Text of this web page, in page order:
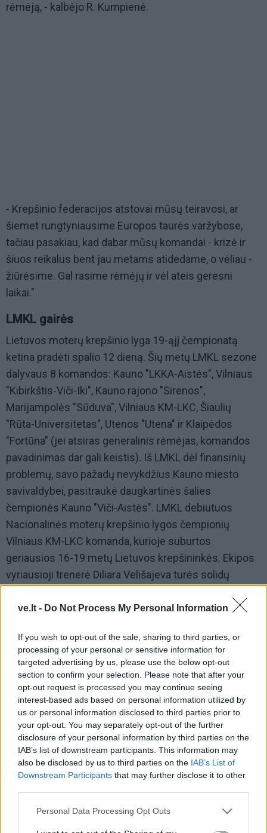
ve.lt - Do Not Process My Personal Information
If you wish to opt-out of the sale, sharing to third parties, or
processing of your personal or sensitive information for
targeted advertising by us, please use the below opt-out
section to confirm your selection. Please note that after your
opt-out request is processed you may continue seeing
interest-based ads based on personal information utilized by
us or personal information disclosed to third parties prior to
your opt-out. You may separately opt-out of the further
disclosure of your personal information by third parties on the
IAB’s list of downstream participants. This information may
also be disclosed by us to third parties on the IAB’s List of
Downstream Participants that may further disclose it to other
Personal Data Processing Opt Outs
rėmėją, - kalbėjo R. Kumpienė.
- Krepšinio federacijos atstovai mūsų teiravosi, ar
šiemet rungtyniausime Europos taurės varžybose,
tačiau pasakiau, kad dabar mūsų komandai - krizė ir
šiuos reikalus bent jau metams atidedame, o vėliau -
žiūrėsime. Gal rasime rėmėjų ir vėl ateis geresni
laikai."
LMKL gairės
Lietuvos moterų krepšinio lyga 19-ąjį čempionatą
ketina pradėti spalio 12 dieną. Šių metų LMKL sezone
dalyvaus 8 komandos: Kauno "LKKA-Aistės", Vilniaus
"Kibirkštis-Viči-Iki", Kauno rajono "Sirenos",
Marijampolės "Sūduva", Vilniaus KM-LKC, Šiaulių
"Rūta-Universitetas", Utenos "Utena" ir Klaipėdos
"Fortūna" (jei atsiras generalinis rėmėjas, komandos
pavadinimas dar gali keistis). Iš LMKL dėl finansinių
problemų, savo pažadų nevykdžius Kauno miesto
savivaldybei, pasitraukė daugkartinės šalies
čempionės Kauno "Viči-Aistės". LMKL debiutuos
Nacionalinės moterų krepšinio lygos čempionių
Vilniaus KM-LKC komanda, kurioje suburtos
geriausios 16-19 metų Lietuvos krepšininkės. Ekipos
vyriausioji trenerė Diliara Velišajeva turės solidų
savo vyrą Algirdą Paulauską. Jis šį sezoną nutarė
padėti jaunai vilniečių ekipai, tad rinktinės trenerį bus
galima dažniau pamatyti LMKL arenose. Šį sezoną
LMKL klubai galės turėti daugiau legionierių - keturias.
LMKL reguliariojo sezono rungtynės bus žaidžiamos
penktadieniais ir šeštadieniais. Čempionatas vyks
dviem etapais - varžybų sistema lieka ta pati, kaip ir
praėjusį sezoną. I etapas - LMKL reguliarusis
čempionatas - vyks keturių ratų sistema. Į II etapą -
atkrintamąsias varžybas - pateks 6 stipriausios LMKL
reguliariojo čempionato komandos. Paskutinę vietą
reguliariajame čempionate užėmusi komanda LMKL ir